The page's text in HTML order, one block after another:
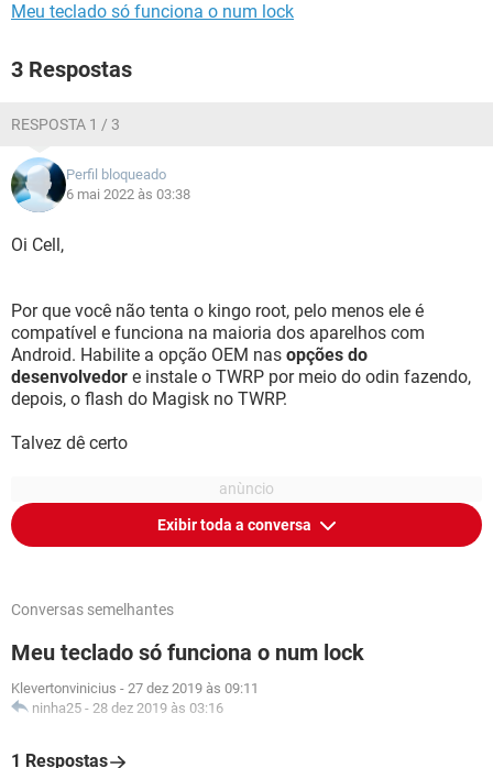
Meu teclado só funciona o num lock
3 Respostas
RESPOSTA 1 / 3
Perfil bloqueado
6 mai 2022 às 03:38
Oi Cell,
Por que você não tenta o kingo root, pelo menos ele é
compatível e funciona na maioria dos aparelhos com
Android. Habilite a opção OEM nas opções do
desenvolvedor e instale o TWRP por meio do odin fazendo,
depois, o flash do Magisk no TWRP.
Talvez dê certo
Exibir toda a conversa
Conversas semelhantes
Meu teclado só funciona o num lock
Klevertonvinicius - 27 dez 2019 às 09:11
ninha25 - 28 dez 2019 às 03:16
1 Respostas